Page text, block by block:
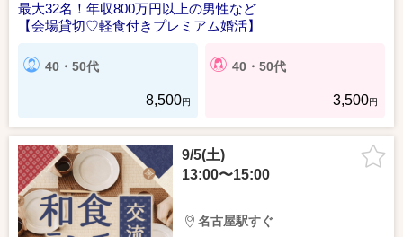
最大32名！年収800万円以上の男性など
【会場貸切♡軽食付きプレミアム婚活】
40・50代
8,500円
40・50代
3,500円
9/5(土)
13:00〜15:00
名古屋駅すぐ